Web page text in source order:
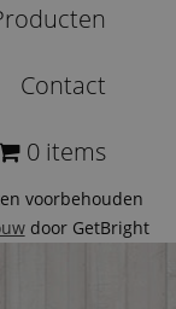
Contact
0 items
voorbehouden
door GetBright